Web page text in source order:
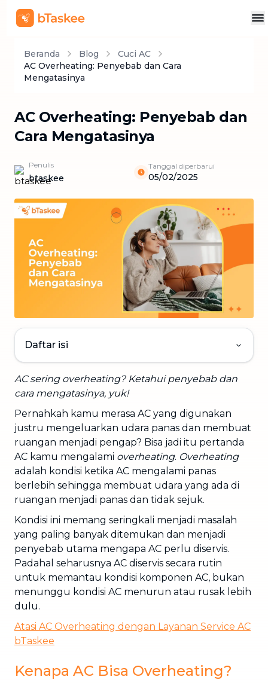
Beranda Blog
Cuci AC
AC Overheating: Penyebab dan Cara
Mengatasinya
AC Overheating: Penyebab dan
Cara Mengatasinya
Penulis
btaskee
Tanggal diperbarui
05/02/2025
Daftar isi
AC sering overheating? Ketahui penyebab dan
cara mengatasinya, yuk!
Pernahkah kamu merasa AC yang digunakan
justru mengeluarkan udara panas dan membuat
ruangan menjadi pengap? Bisa jadi itu pertanda
AC kamu mengalami overheating. Overheating
adalah kondisi ketika AC mengalami panas
berlebih sehingga membuat udara yang ada di
ruangan menjadi panas dan tidak sejuk.
Kondisi ini memang seringkali menjadi masalah
yang paling banyak ditemukan dan menjadi
penyebab utama mengapa AC perlu diservis.
Padahal seharusnya AC diservis secara rutin
untuk memantau kondisi komponen AC, bukan
menunggu kondisi AC menurun atau rusak lebih
dulu.
Atasi AC Overheating dengan Layanan Service AC
bTaskee
Kenapa AC Bisa Overheating?